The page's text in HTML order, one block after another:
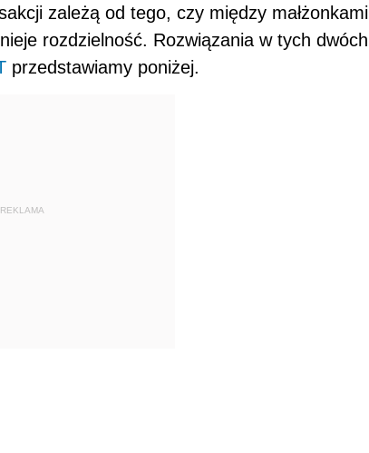
zależą od tego, czy między małżonkami
rozdzielność. Rozwiązania w tych dwóch
przedstawiamy poniżej.
REKLAMA